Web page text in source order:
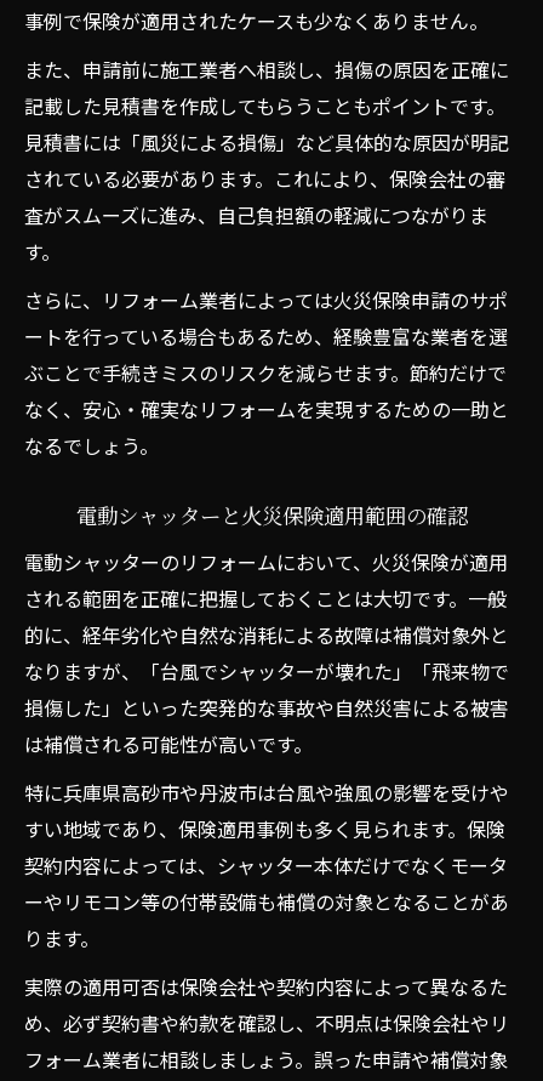
事例で保険が適用されたケースも少なくありません。
また、申請前に施工業者へ相談し、損傷の原因を正確に
記載した見積書を作成してもらうこともポイントです。
見積書には「風災による損傷」など具体的な原因が明記
されている必要があります。これにより、保険会社の審
査がスムーズに進み、自己負担額の軽減につながりま
す。
さらに、リフォーム業者によっては火災保険申請のサポ
ートを行っている場合もあるため、経験豊富な業者を選
ぶことで手続きミスのリスクを減らせます。節約だけで
なく、安心・確実なリフォームを実現するための一助と
なるでしょう。
電動シャッターと火災保険適用範囲の確認
電動シャッターのリフォームにおいて、火災保険が適用
される範囲を正確に把握しておくことは大切です。一般
的に、経年劣化や自然な消耗による故障は補償対象外と
なりますが、「台風でシャッターが壊れた」「飛来物で
損傷した」といった突発的な事故や自然災害による被害
は補償される可能性が高いです。
特に兵庫県高砂市や丹波市は台風や強風の影響を受けや
すい地域であり、保険適用事例も多く見られます。保険
契約内容によっては、シャッター本体だけでなくモータ
ーやリモコン等の付帯設備も補償の対象となることがあ
ります。
実際の適用可否は保険会社や契約内容によって異なるた
め、必ず契約書や約款を確認し、不明点は保険会社やリ
フォーム業者に相談しましょう。誤った申請や補償対象